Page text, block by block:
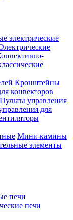
электрические
Кронштейны
конвекторов
Пульты управления
для
Мини-камины
элементы
печи
печи